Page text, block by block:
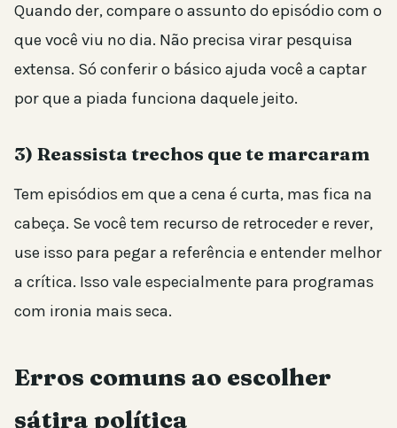
Quando der, compare o assunto do episódio com o
que você viu no dia. Não precisa virar pesquisa
extensa. Só conferir o básico ajuda você a captar
por que a piada funciona daquele jeito.
3) Reassista trechos que te marcaram
Tem episódios em que a cena é curta, mas fica na
cabeça. Se você tem recurso de retroceder e rever,
use isso para pegar a referência e entender melhor
a crítica. Isso vale especialmente para programas
com ironia mais seca.
Erros comuns ao escolher
sátira política